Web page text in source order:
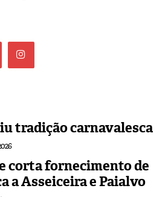
tradição carnavalesca
corta fornecimento de
a Asseiceira e Paialvo